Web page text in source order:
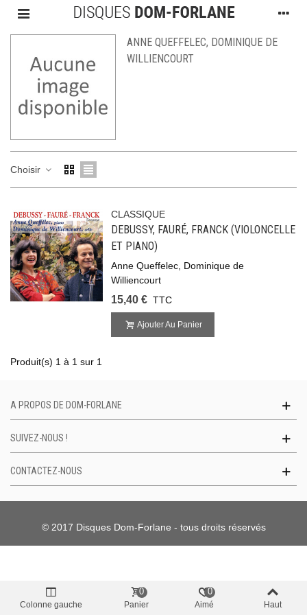
ANNE QUEFFELEC, DOMINIQUE DE
WILLIENCOURT
Choisir
CLASSIQUE
DEBUSSY, FAURÉ, FRANCK (VIOLONCELLE
ET PIANO)
Anne Queffelec, Dominique de
Williencourt
15,40 € TTC
Ajouter Au Panier
Produit(s) 1 à 1 sur 1
A PROPOS DE DOM-FORLANE
SUIVEZ-NOUS !
CONTACTEZ-NOUS
© 2017 Disques Dom-Forlane - tous droits réservés
Colonne gauche Panier
0
Aimé
0
Haut